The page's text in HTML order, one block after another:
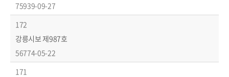
75939-09-27
172
강릉시보 제987호
56774-05-22
171